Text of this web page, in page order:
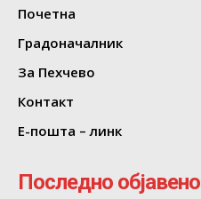
Почетна
Градоначалник
За Пехчево
Контакт
Е-пошта – линк
Последно објавено